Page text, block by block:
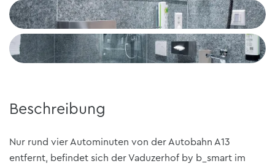
Beschreibung
Nur rund vier Autominuten von der Autobahn A13
entfernt, befindet sich der Vaduzerhof by b_smart im